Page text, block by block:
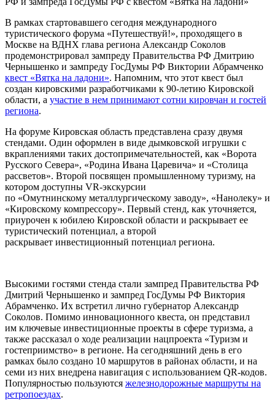
В рамках стартовавшего сегодня международного
туристического форума «Путешествуй!», проходящего в
Москве на ВДНХ глава региона Александр Соколов
продемонстрировал зампреду Правительства РФ Дмитрию
Чернышенко и зампреду ГосДумы РФ Виктории Абрамченко
квест «Вятка на ладони». Напомним, что этот квест был
создан кировскими разработчиками к 90-летию Кировской
области, а участие в нем принимают сотни кировчан и гостей
региона.
На форуме Кировская область представлена сразу двумя
стендами. Один оформлен в виде дымковской игрушки с
вкраплениями таких достопримечательностей, как «Ворота
Русского Севера», «Родина Ивана Царевича» и «Столица
рассветов». Второй посвящен промышленному туризму, на
котором доступны VR-экскурсии
по «Омутнинскому металлургическому заводу», «Нанолеку» и
«Кировскому компрессору». Первый стенд, как уточняется,
приурочен к юбилею Кировской области и раскрывает ее
туристический потенциал, а второй
раскрывает инвестиционный потенциал региона.
Высокими гостями стенда стали зампред Правительства РФ
Дмитрий Чернышенко и зампред ГосДумы РФ Виктория
Абрамченко. Их встретил лично губернатор Александр
Соколов. Помимо инновационного квеста, он представил
им ключевые инвестиционные проекты в сфере туризма, а
также рассказал о ходе реализации нацпроекта «Туризм и
гостеприимство» в регионе. На сегодняшний день в его
рамках было создано 10 маршрутов в районах области, и на
семи из них внедрена навигация с использованием QR-кодов.
Популярностью пользуются железнодорожные маршруты на
ретропоездах.